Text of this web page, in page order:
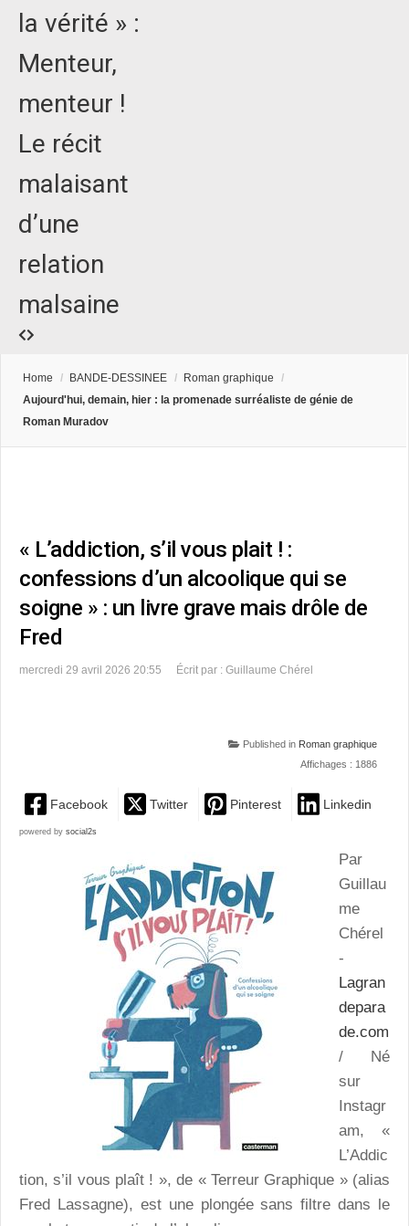
la vérité » :
Menteur,
menteur !
Le récit
malaisant
d’une
relation
malsaine
Home / BANDE-DESSINEE / Roman graphique
/
Aujourd'hui, demain, hier : la promenade surréaliste de génie de
Roman Muradov
« L’addiction, s’il vous plait ! :
confessions d’un alcoolique qui se
soigne » : un livre grave mais drôle de
Fred
mercredi 29 avril 2026 20:55 Écrit par : Guillaume Chérel
Published in Roman graphique
Affichages : 1886
Facebook Twitter Pinterest Linkedin
powered by social2s
Par
Guillau
me
Chérel
-
Lagran
depara
de.com
/ Né
sur
Instagr
am, «
L’Addic
tion, s’il vous plaît ! », de « Terreur Graphique » (alias
Fred Lassagne), est une plongée sans filtre dans le